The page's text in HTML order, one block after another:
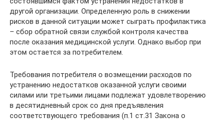
другой организации. Определенную роль в снижении
рисков в данной ситуации может сыграть профилактика
– сбор обратной связи службой контроля качества
после оказания медицинской услуги. Однако выбор при
этом остается за потребителем.
Требования потребителя о возмещении расходов по
устранению недостатков оказанной услуги своими
силами или третьими лицами подлежат удовлетворению
в десятидневный срок со дня предъявления
соответствующего требования (п.1 ст.31 Закона о